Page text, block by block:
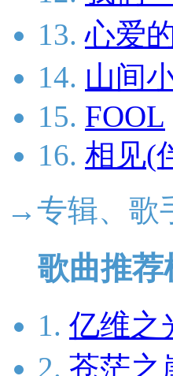
13. 心爱
14. 山间
15. FOOL
16. 相见(
→专辑、歌
歌曲推荐
1. 亿维之
2. 苍茫之